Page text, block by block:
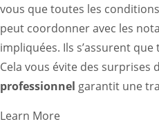
vous que toutes les
peut coordonner avec les
impliquées. Ils s’assurent
Cela vous évite des surprises
professionnel garantit une
Learn More